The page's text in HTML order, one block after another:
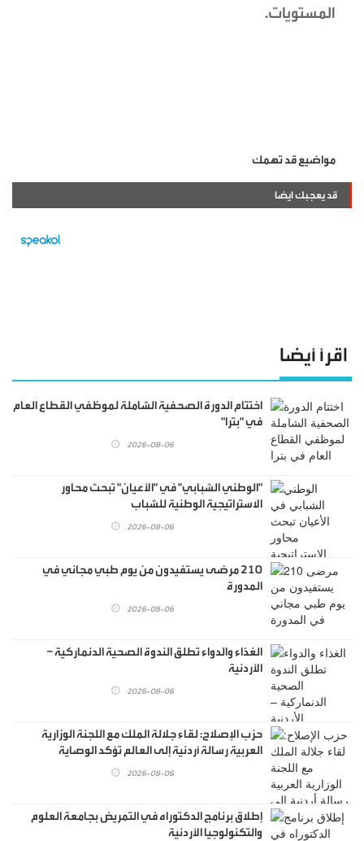
المستويات.
مواضيع قد تهمك
قد يعجبك ايضا
اقرأ أيضا
اختتام الدورة الصحفية الشاملة لموظفي القطاع العام
في "بترا"
2026-08-06
"الوطني الشبابي" في "الأعيان" تبحث محاور
الاستراتيجية الوطنية للشباب
2026-08-06
210 مرضى يستفيدون من يوم طبي مجاني في
المدورة
2026-08-06
الغذاء والدواء تطلق الندوة الصحية الدنماركية –
الأردنية
2026-08-06
حزب الإصلاح: لقاء جلالة الملك مع اللجنة الوزارية
العربية رسالة أردنية إلى العالم تؤكد الوصاية
2026-08-06
إطلاق برنامج الدكتوراه في التمريض بجامعة العلوم
والتكنولوجيا الأردنية